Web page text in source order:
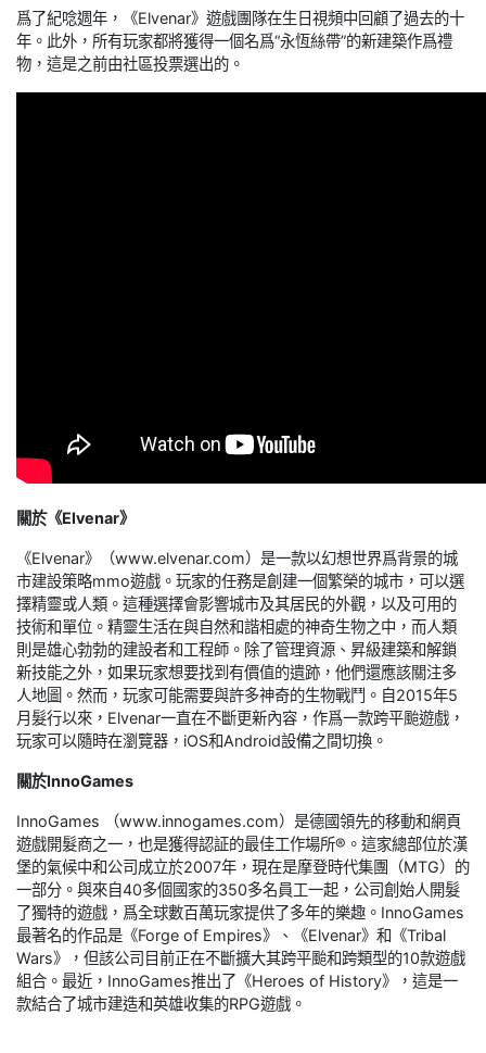
爲了紀唸週年，《Elvenar》遊戲團隊在生日視頻中回顧了過去的十
年。此外，所有玩家都將獲得一個名爲“永恆絲帶”的新建築作爲禮
物，這是之前由社區投票選出的。
關於《Elvenar》
《Elvenar》（www.elvenar.com）是一款以幻想世界爲背景的城
市建設策略mmo遊戲。玩家的任務是創建一個繁榮的城市，可以選
擇精靈或人類。這種選擇會影響城市及其居民的外觀，以及可用的
技術和單位。精靈生活在與自然和諧相處的神奇生物之中，而人類
則是雄心勃勃的建設者和工程師。除了管理資源、昇級建築和解鎖
新技能之外，如果玩家想要找到有價值的遺跡，他們還應該關注多
人地圖。然而，玩家可能需要與許多神奇的生物戰鬥。自2015年5
月髮行以來，Elvenar一直在不斷更新內容，作爲一款跨平颱遊戲，
玩家可以隨時在瀏覽器，iOS和Android設備之間切換。
關於InnoGames
InnoGames （www.innogames.com）是德國領先的移動和網頁
遊戲開髮商之一，也是獲得認証的最佳工作場所®。這家總部位於漢
堡的氣候中和公司成立於2007年，現在是摩登時代集團（MTG）的
一部分。與來自40多個國家的350多名員工一起，公司創始人開髮
了獨特的遊戲，爲全球數百萬玩家提供了多年的樂趣。InnoGames
最著名的作品是《Forge of Empires》、《Elvenar》和《Tribal
Wars》，但該公司目前正在不斷擴大其跨平颱和跨類型的10款遊戲
組合。最近，InnoGames推出了《Heroes of History》，這是一
款結合了城市建造和英雄收集的RPG遊戲。